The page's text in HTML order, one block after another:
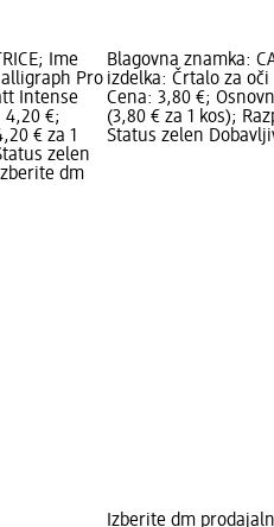
Ime
Pro
Intense
4,20 €;
€ za 1
zelen
dm
Blagovna znamka:
izdelka: Črtalo za oči
Cena: 3,80 €;
(3,80 € za 1 kos);
Status zelen
Izberite dm